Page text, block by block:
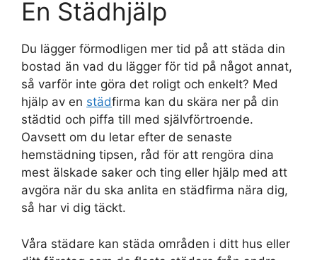
En Städhjälp
Du lägger förmodligen mer tid på att städa din
bostad än vad du lägger för tid på något annat,
så varför inte göra det roligt och enkelt? Med
hjälp av en städfirma kan du skära ner på din
städtid och piffa till med självförtroende.
Oavsett om du letar efter de senaste
hemstädning tipsen, råd för att rengöra dina
mest älskade saker och ting eller hjälp med att
avgöra när du ska anlita en städfirma nära dig,
så har vi dig täckt.
Våra städare kan städa områden i ditt hus eller